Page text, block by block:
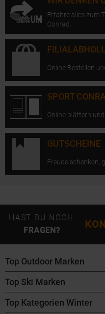
Erfahre alles zum
Conrad.
Online Bestellen
SPORT
Online blättern
GUTSCHEINE
Freude schenken,
HAST DU NOCH
FRAGEN?
Top Outdoor Marken
Patagonia
Maloja
Top Ski Marken
ATK Bindungen
Top Kategorien Winter